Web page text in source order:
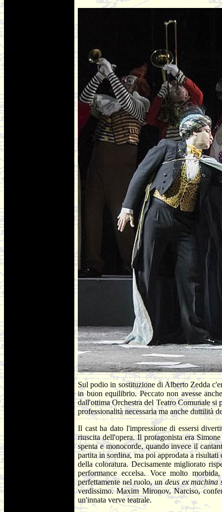
Sul podio in sostituzione di Alberto Zedda
in buon equilibrio. Peccato non avesse
dall'ottima Orchestra del Teatro Comunale
professionalità necessaria ma anche duttilità
Il cast ha dato l'impressione di essersi
riuscita dell'opera. Il protagonista era
spenta e monocorde, quando invece il
partita in sordina, ma poi approdata a
della coloratura. Decisamente migliorato
performance eccelsa. Voce molto
perfettamente nel ruolo, undeus ex machina
verdissimo. Maxim Mironov, Narciso,
un'innata verve teatrale.